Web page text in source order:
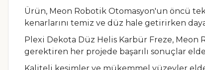
Ürün, Meon Robotik Otomasyon'un öncü
kenarlarını temiz ve düz hale getirirken
Plexi Dekota Düz Helis Karbür Freze, Meon
gerektiren her projede başarılı sonuçlar